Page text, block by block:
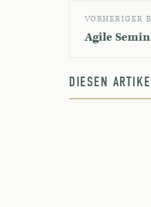
VORHERIGER
Agile
DIESEN